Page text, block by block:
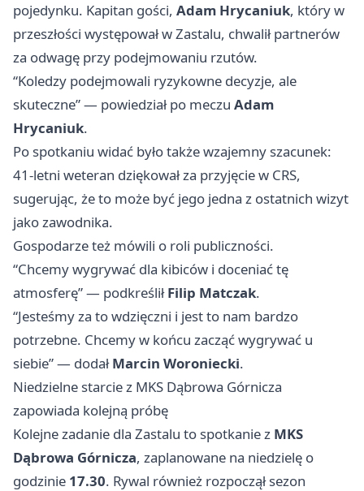
pojedynku. Kapitan gości, Adam Hrycaniuk, który w
przeszłości występował w Zastalu, chwalił partnerów
za odwagę przy podejmowaniu rzutów.
“Koledzy podejmowali ryzykowne decyzje, ale
skuteczne” — powiedział po meczu Adam
Hrycaniuk.
Po spotkaniu widać było także wzajemny szacunek:
41‑letni weteran dziękował za przyjęcie w CRS,
sugerując, że to może być jego jedna z ostatnich wizyt
jako zawodnika.
Gospodarze też mówili o roli publiczności.
“Chcemy wygrywać dla kibiców i doceniać tę
atmosferę” — podkreśliłFilip Matczak.
“Jesteśmy za to wdzięczni i jest to nam bardzo
potrzebne. Chcemy w końcu zacząć wygrywać u
siebie” — dodałMarcin Woroniecki.
Niedzielne starcie z MKS Dąbrowa Górnicza
zapowiada kolejną próbę
Kolejne zadanie dla Zastalu to spotkanie z MKS
Dąbrowa Górnicza, zaplanowane na niedzielę o
godzinie 17.30. Rywal również rozpoczął sezon